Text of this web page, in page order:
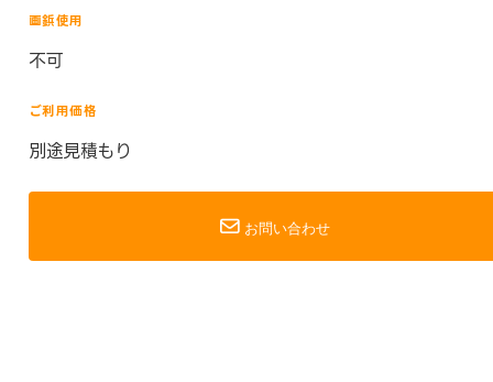
画鋲使用
不可
ご利用価格
別途見積もり
お問い合わせ